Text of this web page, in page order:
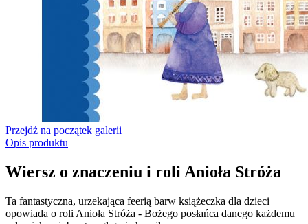
Przejdź na początek galerii
Opis produktu
Wiersz o znaczeniu i roli Anioła Stróża
Ta fantastyczna, urzekająca feerią barw książeczka dla dzieci
opowiada o roli Anioła Stróża - Bożego posłańca danego każdemu